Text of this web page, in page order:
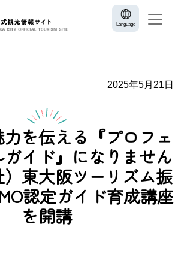
Language
2025年5月21日
を伝える『プロフェ
ガイド』になりません
東大阪ツーリズム振
認定ガイド育成講座
を開講